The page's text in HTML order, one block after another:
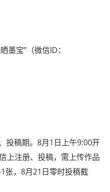
墨宝”（微信ID：
投稿期。8月1日上午9:00开
上注册、投稿，需上传作品
张，8月21日零时投稿截